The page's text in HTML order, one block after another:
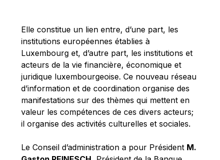
Michael Sohlman
Michel Goedert
Mireille Delmas-Marty
Nobuo Tanaka
Otmar Issing
Paolo Mengozzi
Paschal Donohoe
Pat Cox
Elle constitue un lien entre, d’une part, les
institutions européennes établies à
Luxembourg et, d’autre part, les institutions et
acteurs de la vie financière, économique et
juridique luxembourgeoise. Ce nouveau réseau
d’information et de coordination organise des
manifestations sur des thèmes qui mettent en
valeur les compétences de ces divers acteurs;
il organise des activités culturelles et sociales.
Le Conseil d’administration a pour Président M.